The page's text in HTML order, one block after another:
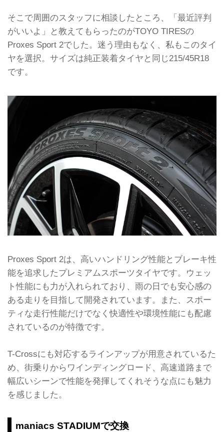
そこで周囲のスタッフに相談したところ、「最近評判
がいいよ」と教えてもらったのがTOYO TIRESの
Proxes Sport 2でした。迷う理由もなく、私もこのタイ
ヤを選択。サイズは純正装着タイヤと同じ215/45R18
です。
Proxes Sport 2は、高いハンドリング性能とブレーキ性
能を追求したプレミアムスポーツタイヤです。ウェッ
ト性能にも力が入れられており、雨の日でも安心感の
ある走りを目指して開発されています。また、スポー
ティな走行性能だけでなく快適性や環境性能にも配慮
されているのが特徴です。
T-Crossにも対応するラインアップが用意されているた
め、街乗りからワインディングロード、高速道路まで
幅広いシーンで性能を発揮してくれそうな点にも魅力
を感じました。
maniacs STADIUMで交換